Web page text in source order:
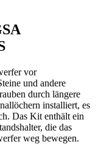
vor
​​und andere
durch längere
installiert, es
Das Kit enthält ein
die das
weg bewegen.